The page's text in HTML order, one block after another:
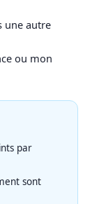
une autre
ou mon
par
sont